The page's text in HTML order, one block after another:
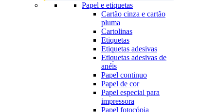
Papel e etiquetas
Cartão cinza e cartão
pluma
Cartolinas
Etiquetas
Etiquetas adesivas
Etiquetas adesivas de
anéis
Papel continuo
Papel de cor
Papel especial para
impressora
Papel fotocópia